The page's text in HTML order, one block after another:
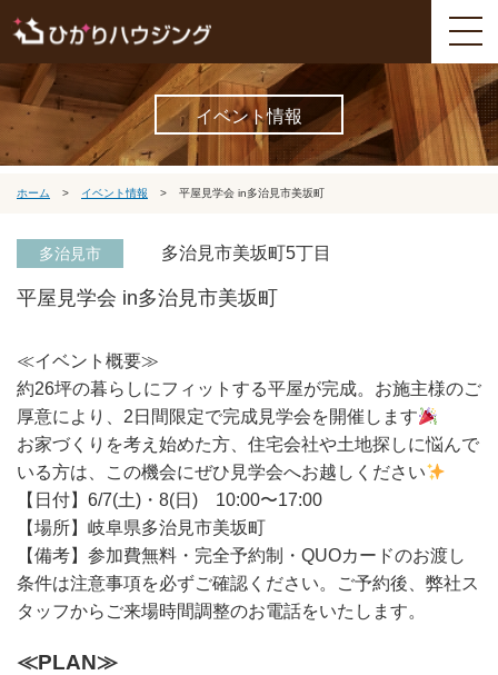
イベント情報
ホーム > イベント情報 > 平屋見学会 in多治見市美坂町
多治見市 多治見市美坂町5丁目
平屋見学会 in多治見市美坂町
≪イベント概要≫
約26坪の暮らしにフィットする平屋が完成。お施主様のご
厚意により、2日間限定で完成見学会を開催します
お家づくりを考え始めた方、住宅会社や土地探しに悩んで
いる方は、この機会にぜひ見学会へお越しください
【日付】6/7(土)・8(日) 10:00〜17:00
【場所】岐阜県多治見市美坂町
【備考】参加費無料・完全予約制・QUOカードのお渡し
条件は注意事項を必ずご確認ください。ご予約後、弊社ス
タッフからご来場時間調整のお電話をいたします。
≪PLAN≫